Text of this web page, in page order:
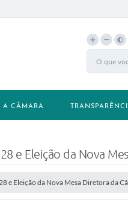
A CÂMARA
e Eleição da Nova
e Eleição da Nova Mesa Diretora da